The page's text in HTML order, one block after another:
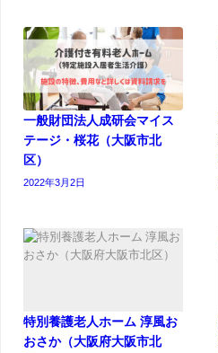
一般財団法人成研会マイス
テージ・桜花（大阪市北
区）
2022年3月2日
特別養護老人ホーム 淳風お
おさか（大阪府大阪市北